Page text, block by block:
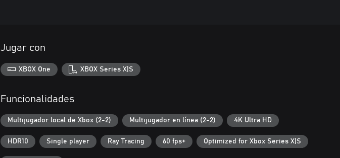
Jugar con
XBOX One XBOX Series X|S
Funcionalidades
Multijugador local de Xbox (2-2) Multijugador en línea (2-2) 4K Ultra HD
HDR10 Single player Ray Tracing 60 fps+ Optimized for Xbox Series X|S